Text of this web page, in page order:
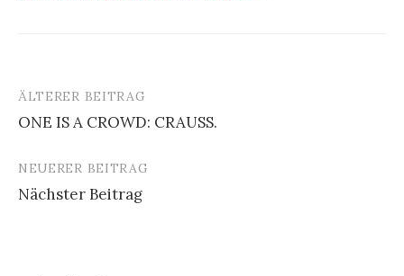
Beitrags-
Navigation
ÄLTERER BEITRAG
ONE IS A CROWD: CRAUSS.
NEUERER BEITRAG
Nächster Beitrag